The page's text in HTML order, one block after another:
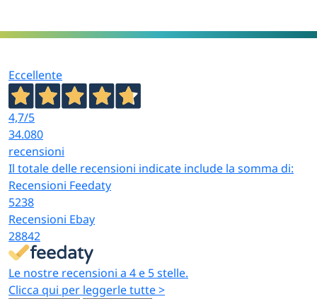
Eccellente
4,7/5
34.080
recensioni
Il totale delle recensioni indicate include la somma di:
Recensioni Feedaty
5238
Recensioni Ebay
28842
Le nostre recensioni a 4 e 5 stelle.
Clicca qui per leggerle tutte >